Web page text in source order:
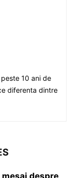
10 ani de
diferenta dintre